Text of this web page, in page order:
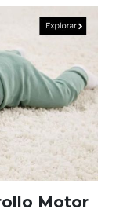
Motor